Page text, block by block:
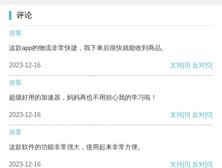
评论
游客
这款app的物流非常快捷，我下单后很快就能收到商品。
2023-12-16 支持[0] 反对[0]
游客
超级好用的加速器，妈妈再也不用担心我的学习啦！
2023-12-16 支持[0] 反对[0]
游客
这款软件的功能非常强大，使用起来非常方便。
2023-12-16 支持[0] 反对[0]